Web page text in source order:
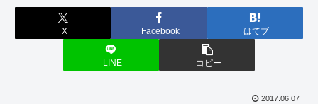
X Facebook はてブ
LINE コピー
2017.06.07